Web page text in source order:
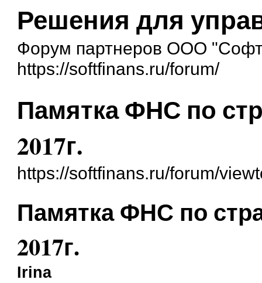
Решения для
Форум партнеров ООО
https://softfinans.ru/forum/
Памятка ФНС по
2017г.
https://softfinans.ru/forum/
Памятка ФНС по
2017г.
Irina